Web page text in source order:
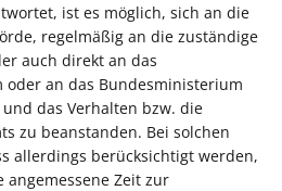
ist es möglich, sich an die
regelmäßig an die zuständige
auch direkt an das
an das Bundesministerium
das Verhalten bzw. die
zu beanstanden. Bei solchen
allerdings berücksichtigt werden,
angemessene Zeit zur